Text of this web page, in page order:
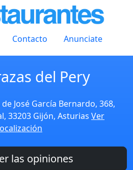
Contacto Anunciate
del Pery
de José García Bernardo, 368,
33203 Gijón, Asturias Ver
las opiniones